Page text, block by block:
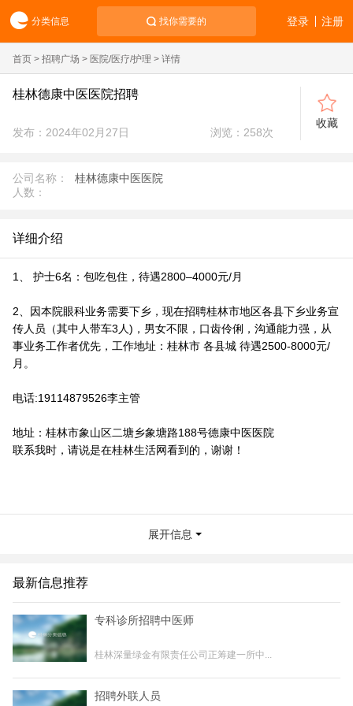
分类信息 找你需要的 注册
登录
首页 > 招聘广场 > 医院/医疗/护理 > 详情
桂林德康中医医院招聘
发布：2024年02月27日 浏览： 258次
收藏
公司名称：
桂林德康中医医院
人数：
详细介绍
1、 护士6名：包吃包住，待遇2800–4000元/月
2、因本院眼科业务需要下乡，现在招聘桂林市地区各县下乡业务宣
传人员（其中人带车3人)，男女不限，口齿伶俐，沟通能力强，从
事业务工作者优先，工作地址：桂林市 各县城 待遇2500-8000元/
月。
电话:19114879526李主管
地址：桂林市象山区二塘乡象塘路188号德康中医医院
联系我时，请说是在桂林生活网看到的，谢谢！
展开信息
最新信息推荐
专科诊所招聘中医师
桂林深量绿金有限责任公司正筹建一所中...
招聘外联人员